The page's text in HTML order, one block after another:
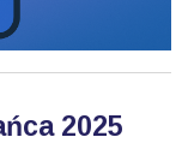
2025